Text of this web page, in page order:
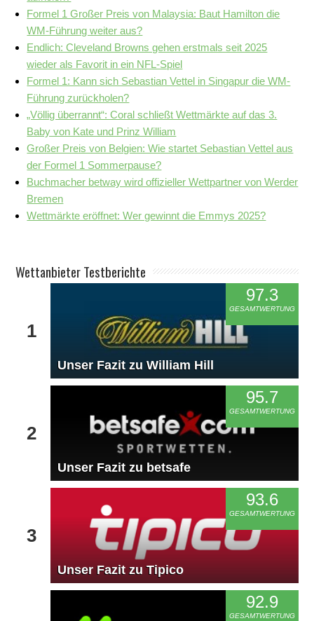
Formel 1 Großer Preis von Malaysia: Baut Hamilton die
WM-Führung weiter aus?
Endlich: Cleveland Browns gehen erstmals seit 2025
wieder als Favorit in ein NFL-Spiel
Formel 1: Kann sich Sebastian Vettel in Singapur die WM-
Führung zurückholen?
„Völlig überrannt“: Coral schließt Wettmärkte auf das 3.
Baby von Kate und Prinz William
Großer Preis von Belgien: Wie startet Sebastian Vettel aus
der Formel 1 Sommerpause?
Buchmacher betway wird offizieller Wettpartner von Werder
Bremen
Wettmärkte eröffnet: Wer gewinnt die Emmys 2025?
Wettanbieter Testberichte
1
97.3
GESAMTWERTUNG
Unser Fazit zu William Hill
2
95.7
GESAMTWERTUNG
Unser Fazit zu betsafe
3
93.6
GESAMTWERTUNG
Unser Fazit zu Tipico
92.9
GESAMTWERTUNG